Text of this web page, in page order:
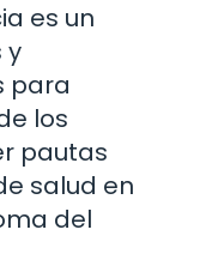
es un
y
para
los
pautas
salud en
del